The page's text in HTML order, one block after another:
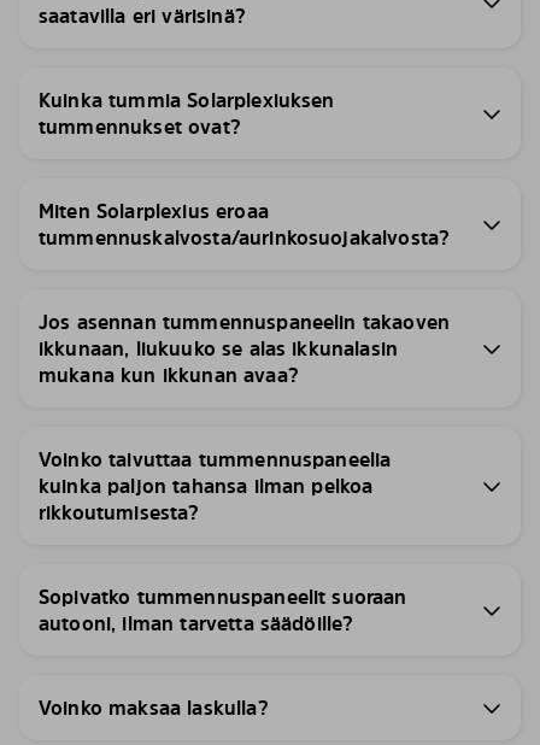
saatavilla eri värisinä?
Kuinka tummia Solarplexiuksen
tummennukset ovat?
Miten Solarplexius eroaa
tummennuskalvosta/aurinkosuojakalvosta?
Jos asennan tummennuspaneelin takaoven
ikkunaan, liukuuko se alas ikkunalasin
mukana kun ikkunan avaa?
Voinko taivuttaa tummennuspaneelia
kuinka paljon tahansa ilman pelkoa
rikkoutumisesta?
Sopivatko tummennuspaneelit suoraan
autooni, ilman tarvetta säädöille?
Voinko maksaa laskulla?